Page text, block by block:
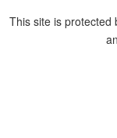
This site is protected